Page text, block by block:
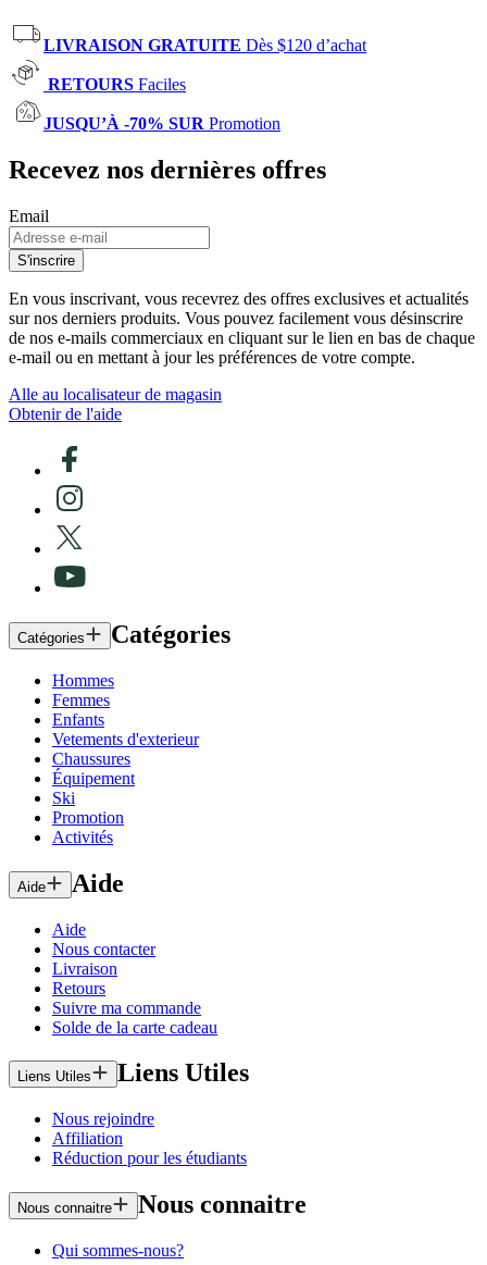
LIVRAISON GRATUITE Dès $120 d’achat
RETOURS Faciles
JUSQU’À -70% SUR Promotion
Recevez nos dernières offres
Email
S'inscrire
En vous inscrivant, vous recevrez des offres exclusives et actualités
sur nos derniers produits. Vous pouvez facilement vous désinscrire
de nos e-mails commerciaux en cliquant sur le lien en bas de chaque
e-mail ou en mettant à jour les préférences de votre compte.
Alle au localisateur de magasin
Obtenir de l'aide
Catégories Catégories
Hommes
Femmes
Enfants
Vetements d'exterieur
Chaussures
Équipement
Ski
Promotion
Activités
Aide Aide
Aide
Nous contacter
Livraison
Retours
Suivre ma commande
Solde de la carte cadeau
Liens Utiles Liens Utiles
Nous rejoindre
Affiliation
Réduction pour les étudiants
Nous connaitre Nous connaitre
Qui sommes-nous?